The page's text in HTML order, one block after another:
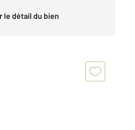
le détail du bien